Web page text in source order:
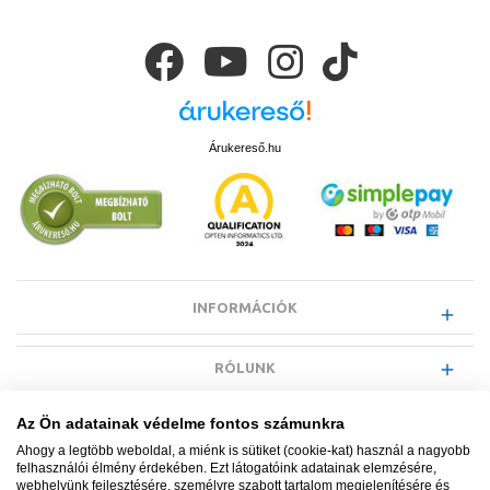
Árukereső.hu
INFORMÁCIÓK
RÓLUNK
EGYÉB INFORMÁCIÓK
Az Ön adatainak védelme fontos számunkra
Ahogy a legtöbb weboldal, a miénk is sütiket (cookie-kat) használ a nagyobb
felhasználói élmény érdekében. Ezt látogatóink adatainak elemzésére,
webhelyünk fejlesztésére, személyre szabott tartalom megjelenítésére és